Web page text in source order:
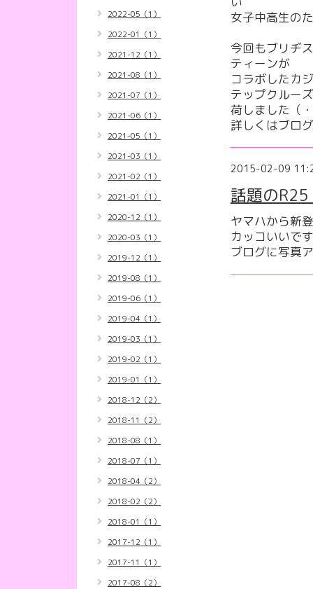
女子中高生の
今回もブリヂ
ティーンが
コラボしたカ
テップクルー
荷しました（
詳しくはブロ
2015-02-09
話題のR25
ヤマハから新
カッコいいで
ブログに写真
2022-05（1）
2022-01（1）
2021-12（1）
2021-08（1）
2021-07（1）
2021-06（1）
2021-05（1）
2021-03（1）
2021-02（1）
2021-01（1）
2020-12（1）
2020-03（1）
2019-12（1）
2019-08（1）
2019-06（1）
2019-04（1）
2019-03（1）
2019-02（1）
2019-01（1）
2018-12（2）
2018-11（2）
2018-08（1）
2018-07（1）
2018-04（2）
2018-02（2）
2018-01（1）
2017-12（1）
2017-11（1）
2017-08（2）